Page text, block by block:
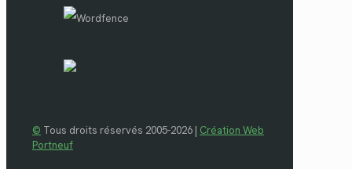
© Tous droits réservés 2005-2026 | Création Web
Portneuf